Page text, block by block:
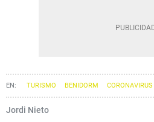
TURISMO BENIDORM CORONAVIRUS
Jordi Nieto